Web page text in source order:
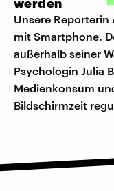
Unsere
mit Smartphone.
außerhalb seiner
Psychologin Julia
Medienkonsum
Bildschirmzeit